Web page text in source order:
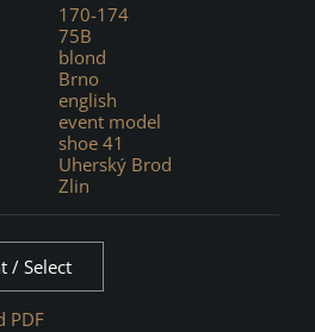
170-174
75B
blond
Brno
english
event model
shoe 41
Uherský Brod
Zlin
/ Select
PDF